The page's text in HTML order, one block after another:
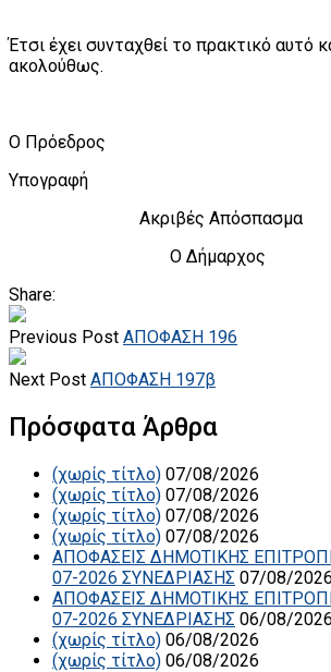
Έτσι έχει συνταχθεί το πρακτικό αυτό
ακολούθως.
Ο Πρόεδρος
Υπογραφή
Ακριβές Απόσπασμα
Ο Δήμαρχος
Share:
Previous Post ΑΠΟΦΑΣΗ 196
Next Post ΑΠΟΦΑΣΗ 197β
Πρόσφατα Άρθρα
(χωρίς τίτλο) 07/08/2026
(χωρίς τίτλο) 07/08/2026
(χωρίς τίτλο) 07/08/2026
(χωρίς τίτλο) 07/08/2026
ΑΠΟΦΑΣΕΙΣ ΔΗΜΟΤΙΚΗΣ
07-2026 ΣΥΝΕΔΡΙΑΣΗΣ 07/08/2026
ΑΠΟΦΑΣΕΙΣ ΔΗΜΟΤΙΚΗΣ
07-2026 ΣΥΝΕΔΡΙΑΣΗΣ 06/08/2026
(χωρίς τίτλο) 06/08/2026
(χωρίς τίτλο) 06/08/2026